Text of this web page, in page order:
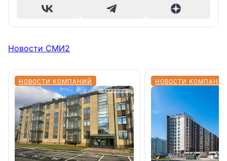
Новости СМИ2
НОВОСТИ КОМПАНИЙ НОВОСТИ